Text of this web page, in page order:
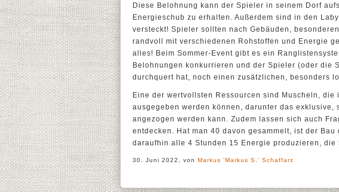
Diese Belohnung kann der Spieler in seinem Dorf
Energieschub zu erhalten. Außerdem sind in den
versteckt! Spieler sollten nach Gebäuden,
randvoll mit verschiedenen Rohstoffen und Energie
alles! Beim Sommer-Event gibt es ein
Belohnungen konkurrieren und der Spieler (oder die
durchquert hat, noch einen zusätzlichen, besonders
Eine der wertvollsten Ressourcen sind Muscheln,
ausgegeben werden können, darunter das exklusive,
angezogen werden kann. Zudem lassen sich auch
entdecken. Hat man 40 davon gesammelt, ist der
daraufhin alle 4 Stunden 15 Energie produzieren, die
30. Juni 2022, von Markus 'Markus S.' Schaffarz